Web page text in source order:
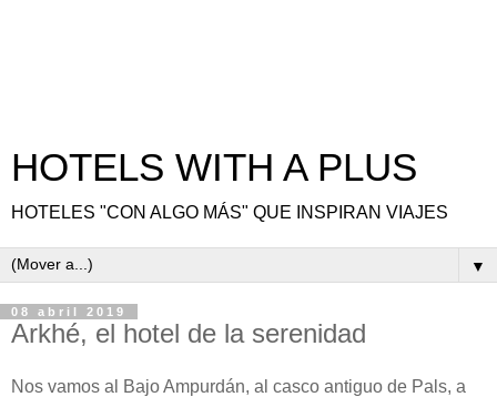
HOTELS WITH A PLUS
HOTELES "CON ALGO MÁS" QUE INSPIRAN VIAJES
▼
08 abril 2019
Arkhé, el hotel de la serenidad
Nos vamos al Bajo Ampurdán, al casco antiguo de Pals, a